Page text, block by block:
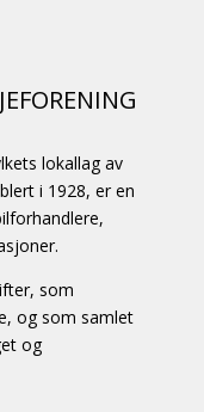
lokallag av
i 1928, er en
som
og som samlet
og